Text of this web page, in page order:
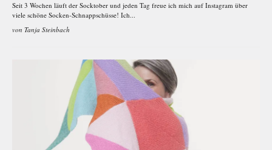
Seit 3 Wochen läuft der Socktober und jeden Tag freue ich mich auf Instagram über
viele schöne Socken-Schnappschüsse! Ich...
von Tanja Steinbach